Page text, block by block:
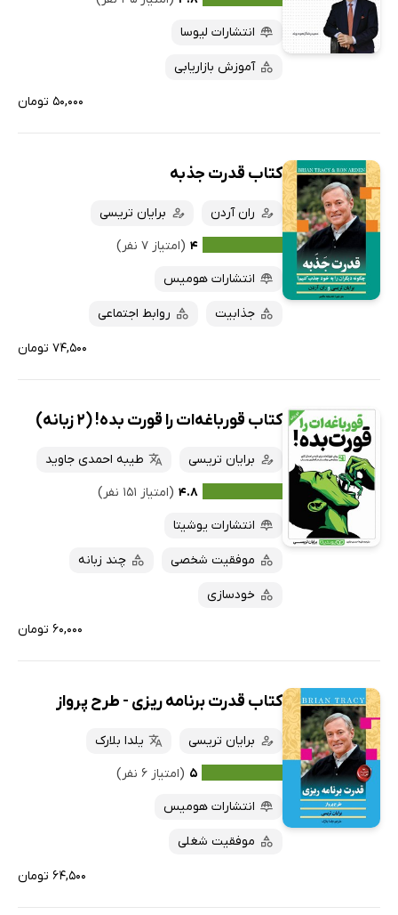
انتشارات لیوسا
آموزش بازاریابی
۵۰,۰۰۰ تومان
کتاب قدرت جذبه
ران آردن
برایان تریسی
۴ (امتیاز ۷ نفر)
انتشارات هومیس
جذابیت روابط اجتماعی
۷۴,۵۰۰ تومان
کتاب قورباغه‌ات را قورت بده! (2 زبانه)
برایان تریسی
طیبه احمدی جاوید
۴.۸ (امتیاز ۱۵۱ نفر)
انتشارات یوشیتا
موفقیت شخصی چند زبانه
خودسازی
۶۰,۰۰۰ تومان
کتاب قدرت برنامه ریزی - طرح پرواز
برایان تریسی
یلدا بلارک
۵ (امتیاز ۶ نفر)
انتشارات هومیس
موفقیت شغلی
۶۴,۵۰۰ تومان